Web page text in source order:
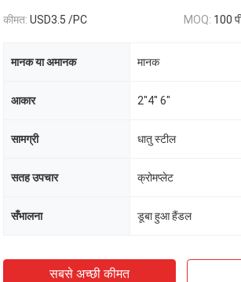
कीमत: USD3.5 /PC MOQ: 100
मानक या अमानक मानक
आकार 2"4" 6"
सामग्री धातु स्टील
सतह उपचार क्रोमप्लेट
सँभालना डूबा हुआ हैंडल
सबसे अच्छी कीमत